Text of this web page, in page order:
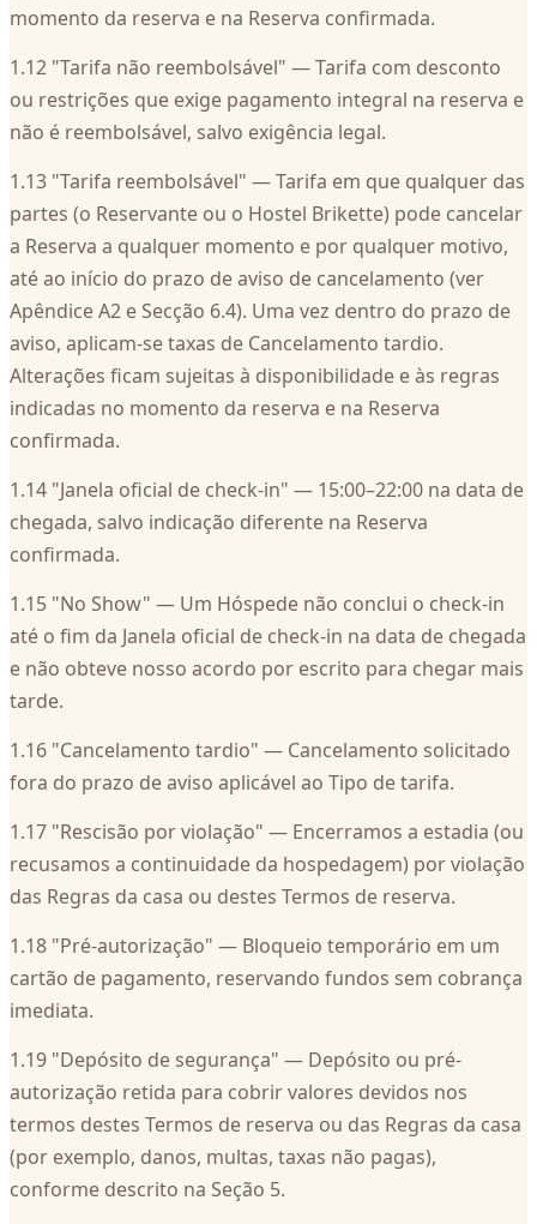
momento da reserva e na Reserva confirmada.
1.12 "Tarifa não reembolsável" — Tarifa com desconto
ou restrições que exige pagamento integral na reserva e
não é reembolsável, salvo exigência legal.
1.13 "Tarifa reembolsável" — Tarifa em que qualquer das
partes (o Reservante ou o Hostel Brikette) pode cancelar
a Reserva a qualquer momento e por qualquer motivo,
até ao início do prazo de aviso de cancelamento (ver
Apêndice A2 e Secção 6.4). Uma vez dentro do prazo de
aviso, aplicam-se taxas de Cancelamento tardio.
Alterações ficam sujeitas à disponibilidade e às regras
indicadas no momento da reserva e na Reserva
confirmada.
1.14 "Janela oficial de check-in" — 15:00–22:00 na data de
chegada, salvo indicação diferente na Reserva
confirmada.
1.15 "No Show" — Um Hóspede não conclui o check-in
até o fim da Janela oficial de check-in na data de chegada
e não obteve nosso acordo por escrito para chegar mais
tarde.
1.16 "Cancelamento tardio" — Cancelamento solicitado
fora do prazo de aviso aplicável ao Tipo de tarifa.
1.17 "Rescisão por violação" — Encerramos a estadia (ou
recusamos a continuidade da hospedagem) por violação
das Regras da casa ou destes Termos de reserva.
1.18 "Pré-autorização" — Bloqueio temporário em um
cartão de pagamento, reservando fundos sem cobrança
imediata.
1.19 "Depósito de segurança" — Depósito ou pré-
autorização retida para cobrir valores devidos nos
termos destes Termos de reserva ou das Regras da casa
(por exemplo, danos, multas, taxas não pagas),
conforme descrito na Seção 5.